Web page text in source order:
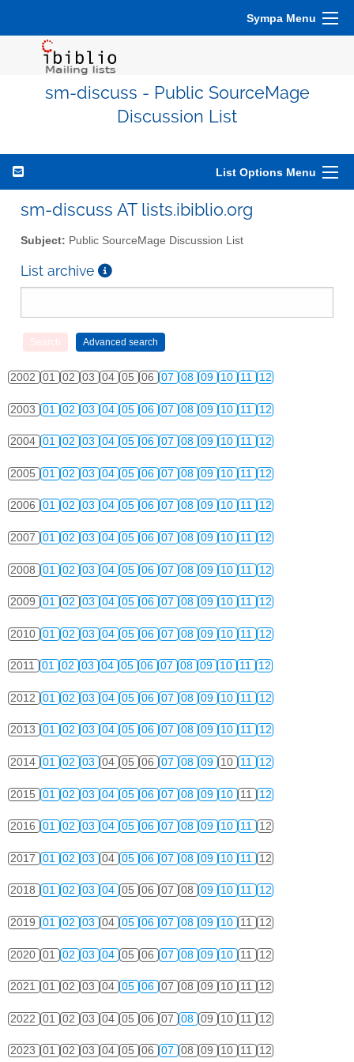
Sympa Menu
sm-discuss - Public SourceMage
Discussion List
List Options Menu
sm-discuss AT lists.ibiblio.org
Subject: Public SourceMage Discussion List
List archive
2002 01 02 03 04 05 06 07 08 09 10 11 12
2003 01 02 03 04 05 06 07 08 09 10 11 12
2004 01 02 03 04 05 06 07 08 09 10 11 12
2005 01 02 03 04 05 06 07 08 09 10 11 12
2006 01 02 03 04 05 06 07 08 09 10 11 12
2007 01 02 03 04 05 06 07 08 09 10 11 12
2008 01 02 03 04 05 06 07 08 09 10 11 12
2009 01 02 03 04 05 06 07 08 09 10 11 12
2010 01 02 03 04 05 06 07 08 09 10 11 12
2011 01 02 03 04 05 06 07 08 09 10 11 12
2012 01 02 03 04 05 06 07 08 09 10 11 12
2013 01 02 03 04 05 06 07 08 09 10 11 12
2014 01 02 03 04 05 06 07 08 09 10 11 12
2015 01 02 03 04 05 06 07 08 09 10 11 12
2016 01 02 03 04 05 06 07 08 09 10 11 12
2017 01 02 03 04 05 06 07 08 09 10 11 12
2018 01 02 03 04 05 06 07 08 09 10 11 12
2019 01 02 03 04 05 06 07 08 09 10 11 12
2020 01 02 03 04 05 06 07 08 09 10 11 12
2021 01 02 03 04 05 06 07 08 09 10 11 12
2022 01 02 03 04 05 06 07 08 09 10 11 12
2023 01 02 03 04 05 06 07 08 09 10 11 12